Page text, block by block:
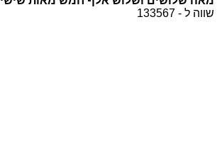
שווה ל - 133567